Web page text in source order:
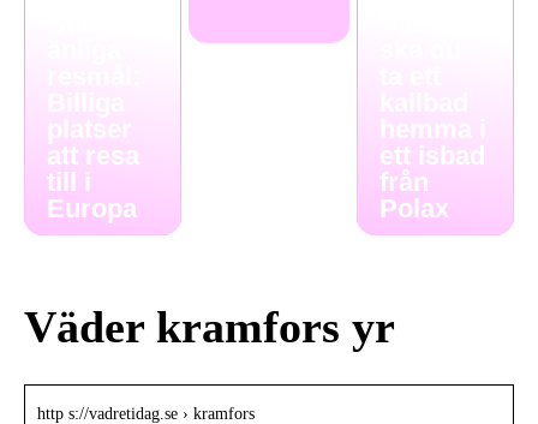
platser
att resa
till i
Europa
kallbad
hemma i
ett isbad
från
Polax
Väder kramfors yr
http s://vadretidag.se › kramfors